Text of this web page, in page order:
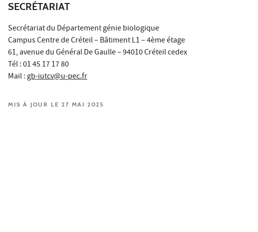
SECRÉTARIAT
Secrétariat du Département génie biologique
Campus Centre de Créteil – Bâtiment L1 – 4ème étage
61, avenue du Général De Gaulle – 94010 Créteil cedex
Tél : 01 45 17 17 80
Mail :gb-iutcv@u-pec.fr
MIS À JOUR LE 27 MAI 2025